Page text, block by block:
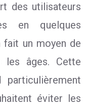
des utilisateurs
en quelques
fait un moyen de
les âges. Cette
éviter les